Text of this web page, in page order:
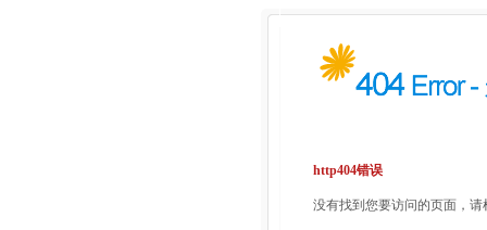
http404错误
没有找到您要访问的页面，